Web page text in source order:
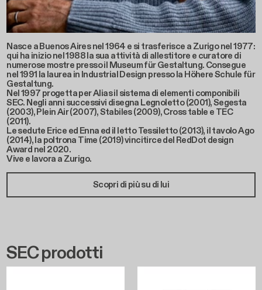
Nasce a Buenos Aires nel 1964 e si trasferisce a Zurigo nel 1977:
qui ha inizio nel 1988 la sua attività di allestitore e curatore di
numerose mostre presso il Museum für Gestaltung. Consegue
nel 1991 la laurea in Industrial Design presso la Höhere Schule für
Gestaltung.
Nel 1997 progetta per Alias il sistema di elementi componibili
SEC. Negli anni successivi disegna Legnoletto (2001), Segesta
(2003), Plein Air (2007), Stabiles (2009), Cross table e TEC
(2011).
Le sedute Erice ed Enna ed il letto Tessiletto (2013), il tavolo Ago
(2014), la poltrona Time (2019) vincitirce del RedDot design
Award nel 2020.
Vive e lavora a Zurigo.
Scopri di più su di lui
SEC prodotti